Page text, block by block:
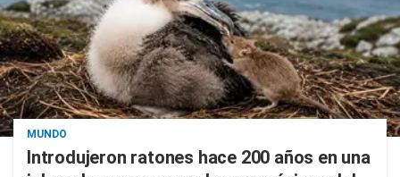
MUNDO
Introdujeron ratones hace 200 años en una